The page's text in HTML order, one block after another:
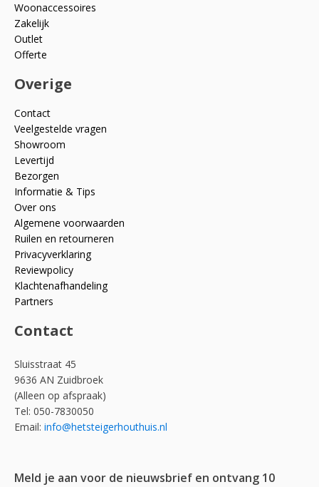
Woonaccessoires
Zakelijk
Outlet
Offerte
Overige
Contact
Veelgestelde vragen
Showroom
Levertijd
Bezorgen
Informatie & Tips
Over ons
Algemene voorwaarden
Ruilen en retourneren
Privacyverklaring
Reviewpolicy
Klachtenafhandeling
Partners
Contact
Sluisstraat 45
9636 AN Zuidbroek
(Alleen op afspraak)
Tel: 050-7830050
Email: info@hetsteigerhouthuis.nl
Meld je aan voor de nieuwsbrief en ontvang 10